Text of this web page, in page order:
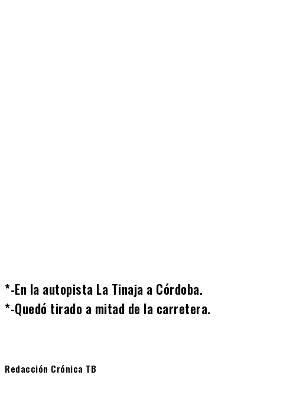
*-En la autopista La Tinaja a Córdoba.
*-Quedó tirado a mitad de la carretera.
Redacción Crónica TB